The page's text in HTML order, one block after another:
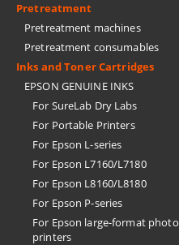
Pretreatment
Pretreatment machines
Pretreatment consumables
Inks and Toner Cartridges
EPSON GENUINE INKS
For SureLab Dry Labs
For Portable Printers
For Epson L-series
For Epson L7160/L7180
For Epson L8160/L8180
For Epson P-series
For Epson large-format photo
printers